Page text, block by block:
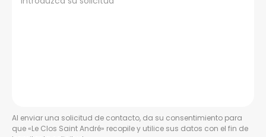
Al enviar una solicitud de contacto, da su consentimiento para
que «Le Clos Saint André» recopile y utilice sus datos con el fin de